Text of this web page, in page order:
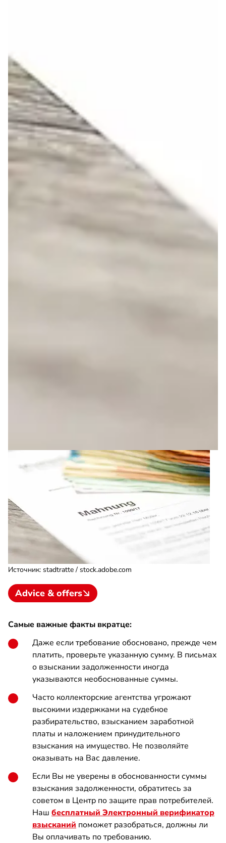
Источник: stadtratte / stock.adobe.com
Advice & offers
Самые важные факты вкратце:
Даже если требование обосновано, прежде чем
платить, проверьте указанную сумму. В письмах
о взыскании задолженности иногда
указываются необоснованные суммы.
Часто коллекторские агентства угрожают
высокими издержками на судебное
разбирательство, взысканием заработной
платы и наложением принудительного
взыскания на имущество. Не позволяйте
оказывать на Вас давление.
Если Вы не уверены в обоснованности суммы
взыскания задолженности, обратитесь за
советом в Центр по защите прав потребителей.
Наш бесплатный Электронный верификатор
взысканий поможет разобраться, должны ли
Вы оплачивать по требованию.